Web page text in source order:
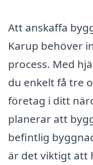
Att anskaffa
Karup behöver
process. Med
du enkelt få tre
företag i ditt
planerar att
befintlig
är det viktigt att